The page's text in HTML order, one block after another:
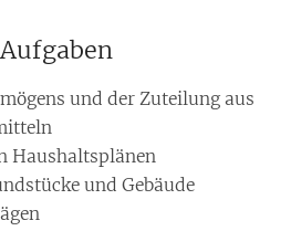
und der Zuteilung aus
Haushaltsplänen
und Gebäude